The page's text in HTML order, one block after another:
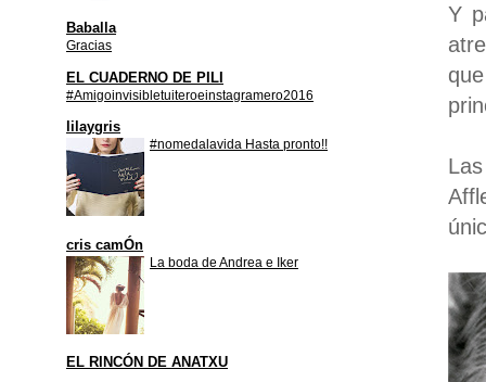
Y
Baballa
Gracias
EL CUADERNO DE PILI
#Amigoinvisibletuiteroeinstagramero2016
lilaygris
#nomedalavida Hasta pronto!!
cris camÓn
La boda de Andrea e Iker
EL RINCÓN DE ANATXU